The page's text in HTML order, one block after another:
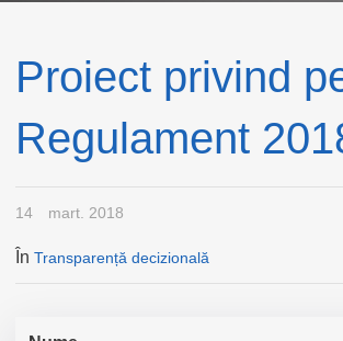
Proiect privind
Regulament
14 mart. 2018
În Transparență decizională